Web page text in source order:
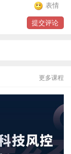
表情
提交评论
更多课程